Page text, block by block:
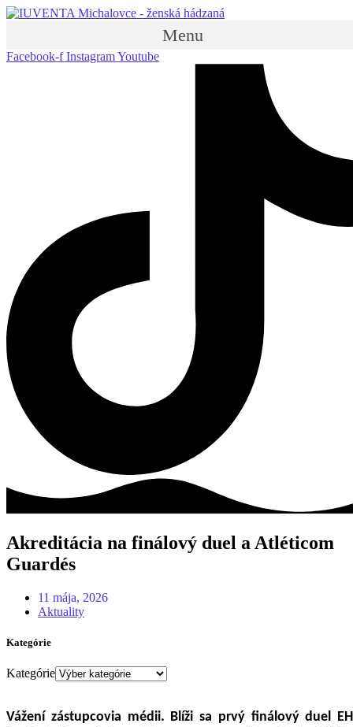
Menu
Facebook-f InstagramYoutube
Akreditácia na finálový duel a Atléticom
Guardés
11 mája, 2026
Aktuality
Kategórie
Kategórie
Vážení zástupcovia médii. Blíži sa prvý finálový duel